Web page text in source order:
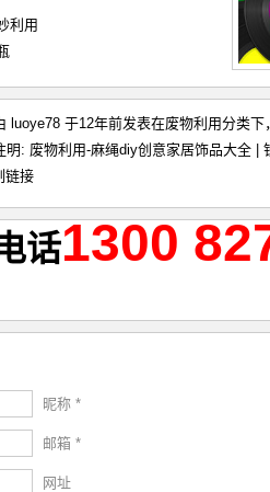
利用
luoye78 于12年前发表在废物利用分类下
明: 废物利用-麻绳diy创意家居饰品大全 |
链接
话1300
昵称 *
邮箱 *
网址